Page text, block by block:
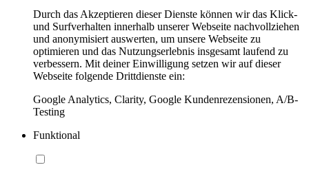
Durch das Akzeptieren dieser Dienste können wir das Klick-
und Surfverhalten innerhalb unserer Webseite nachvollziehen
und anonymisiert auswerten, um unsere Webseite zu
optimieren und das Nutzungserlebnis insgesamt laufend zu
verbessern. Mit deiner Einwilligung setzen wir auf dieser
Webseite folgende Drittdienste ein:
Google Analytics, Clarity, Google Kundenrezensionen, A/B-
Testing
Funktional